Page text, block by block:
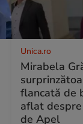
Unica.ro
Mirabela
flancată de
aflat
de Apel